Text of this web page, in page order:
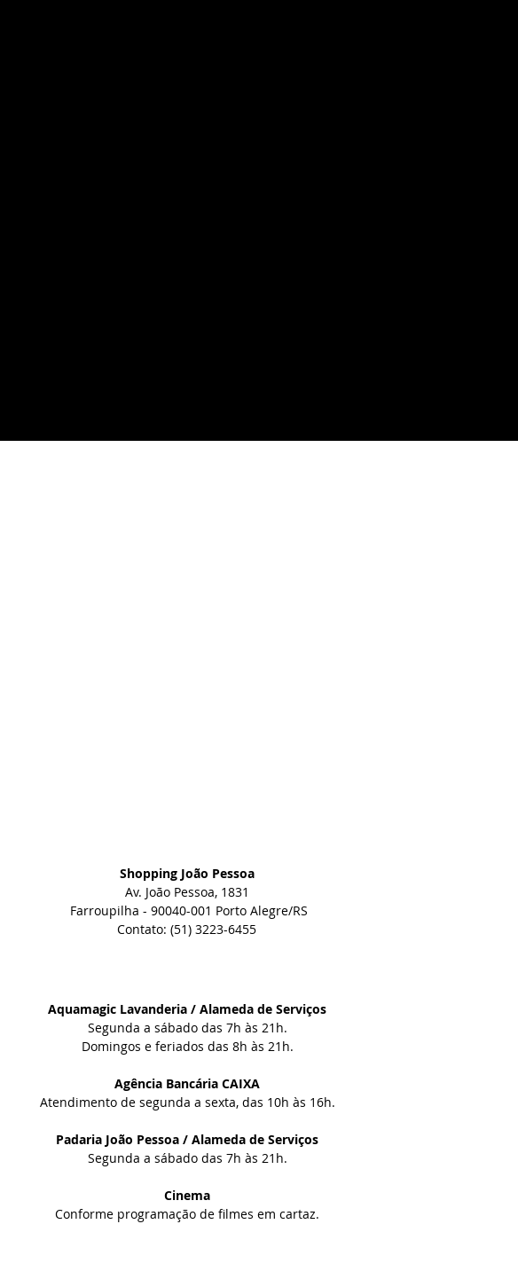
Shopping João Pessoa
Av. João Pessoa, 1831
Farroupilha - 90040-001 Porto Alegre/RS
Contato: (51) 3223-6455
Aquamagic Lavanderia / Alameda de Serviços
Segunda a sábado das 7h às 21h.
Domingos e feriados das 8h às 21h.
Agência Bancária CAIXA
Atendimento de segunda a sexta, das 10h às 16h.
Padaria João Pessoa / Alameda de Serviços
Segunda a sábado das 7h às 21h.
Cinema
Conforme programação de filmes em cartaz.